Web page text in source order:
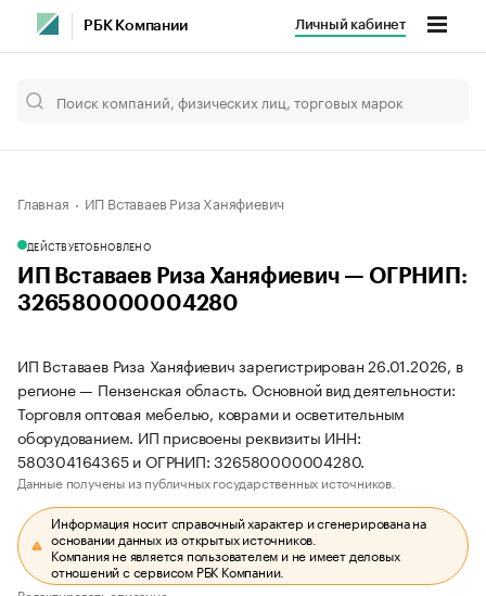
РБК Компании Личный кабинет
Главная ИП Вставаев Риза Ханяфиевич
ДЕЙСТВУЕТОБНОВЛЕНО
ИП Вставаев Риза Ханяфиевич — ОГРНИП:
326580000004280
ИП Вставаев Риза Ханяфиевич зарегистрирован 26.01.2026, в
регионе — Пензенская область. Основной вид деятельности:
Торговля оптовая мебелью, коврами и осветительным
оборудованием. ИП присвоены реквизиты ИНН:
580304164365 и ОГРНИП: 326580000004280.
Данные получены из публичных государственных источников.
Информация носит справочный характер и сгенерирована на
основании данных из открытых источников.
Компания не является пользователем и не имеет деловых
отношений с сервисом РБК Компании.